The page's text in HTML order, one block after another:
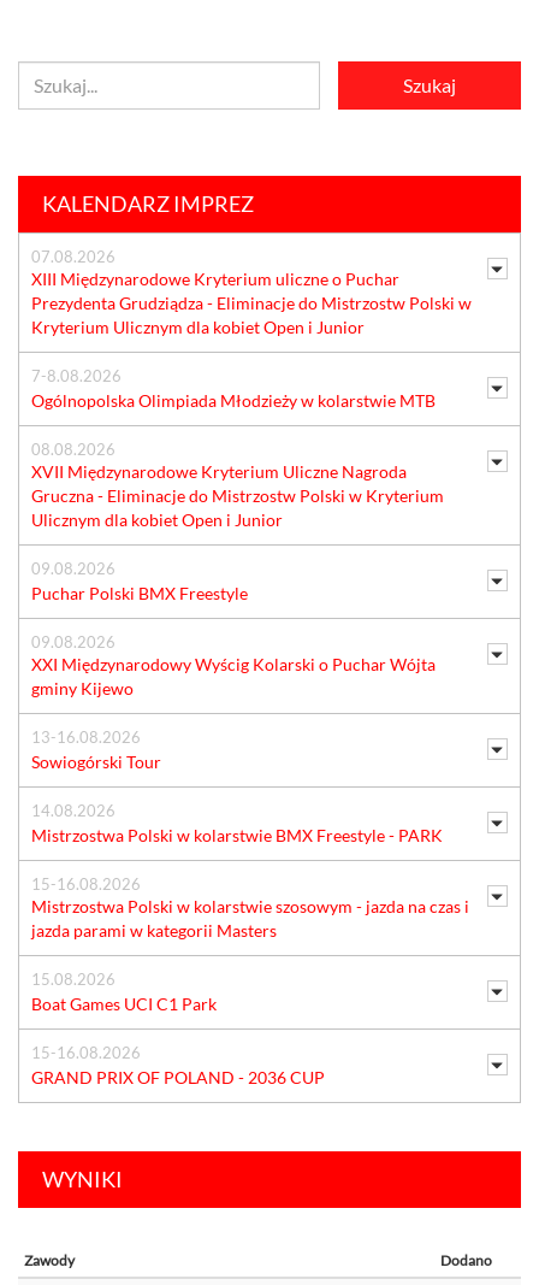
KALENDARZ IMPREZ
07.08.2026
XIII Międzynarodowe Kryterium uliczne o Puchar
Prezydenta Grudziądza - Eliminacje do Mistrzostw Polski w
Kryterium Ulicznym dla kobiet Open i Junior
7-8.08.2026
Ogólnopolska Olimpiada Młodzieży w kolarstwie MTB
08.08.2026
XVII Międzynarodowe Kryterium Uliczne Nagroda
Gruczna - Eliminacje do Mistrzostw Polski w Kryterium
Ulicznym dla kobiet Open i Junior
09.08.2026
Puchar Polski BMX Freestyle
09.08.2026
XXI Międzynarodowy Wyścig Kolarski o Puchar Wójta
gminy Kijewo
13-16.08.2026
Sowiogórski Tour
14.08.2026
Mistrzostwa Polski w kolarstwie BMX Freestyle - PARK
15-16.08.2026
Mistrzostwa Polski w kolarstwie szosowym - jazda na czas i
jazda parami w kategorii Masters
15.08.2026
Boat Games UCI C1 Park
15-16.08.2026
GRAND PRIX OF POLAND - 2036 CUP
WYNIKI
Zawody
Dodano